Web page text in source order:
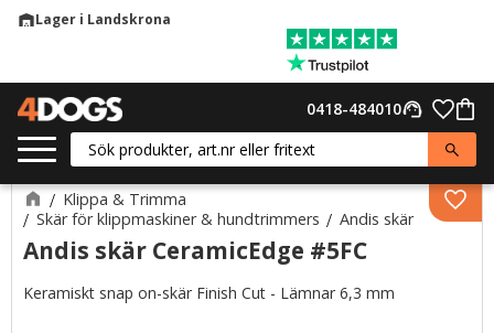
warehouseLager i Landskrona
support_agent
0418-484010
Klippa & Trimma
Skär för klippmaskiner & hundtrimmers
Andis skär
Andis skär CeramicEdge #5FC
Keramiskt snap on-skär Finish Cut - Lämnar 6,3 mm